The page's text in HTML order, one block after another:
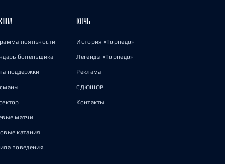
лояльности
болельщика
поддержки
матчи
катания
поведения
КЛУБ
История «Торпедо»
Легенды «Торпедо»
Реклама
СДЮШОР
Контакты